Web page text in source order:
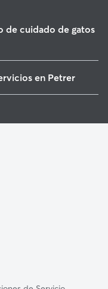
de cuidado de gatos
en Petrer